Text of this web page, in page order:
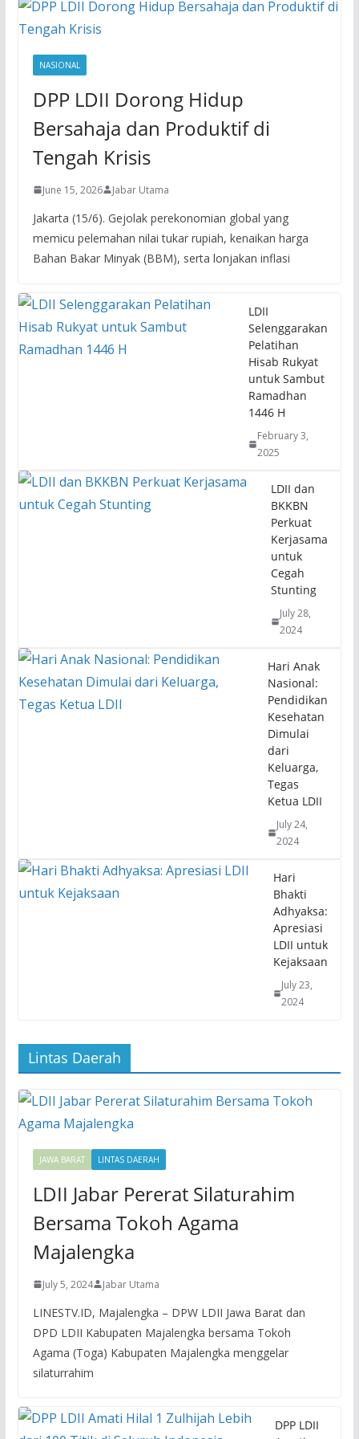
NASIONAL
DPP LDII Dorong Hidup
Bersahaja dan Produktif di
Tengah Krisis
June 15, 2026 Jabar Utama
Jakarta (15/6). Gejolak perekonomian global yang
memicu pelemahan nilai tukar rupiah, kenaikan harga
Bahan Bakar Minyak (BBM), serta lonjakan inflasi
LDII
Selenggarakan
Pelatihan
Hisab Rukyat
untuk Sambut
Ramadhan
1446 H
February 3,
2025
LDII dan
BKKBN
Perkuat
Kerjasama
untuk
Cegah
Stunting
July 28,
2024
Hari Anak
Nasional:
Pendidikan
Kesehatan
Dimulai
dari
Keluarga,
Tegas
Ketua LDII
July 24,
2024
Hari
Bhakti
Adhyaksa:
Apresiasi
LDII untuk
Kejaksaan
July 23,
2024
Lintas Daerah
JAWA BARAT LINTAS DAERAH
LDII Jabar Pererat Silaturahim
Bersama Tokoh Agama
Majalengka
July 5, 2024 Jabar Utama
LINESTV.ID, Majalengka – DPW LDII Jawa Barat dan
DPD LDII Kabupaten Majalengka bersama Tokoh
Agama (Toga) Kabupaten Majalengka menggelar
silaturrahim
DPP LDII